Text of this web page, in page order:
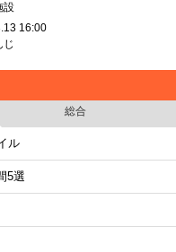
設
16:00
じ
総合
ル
5選